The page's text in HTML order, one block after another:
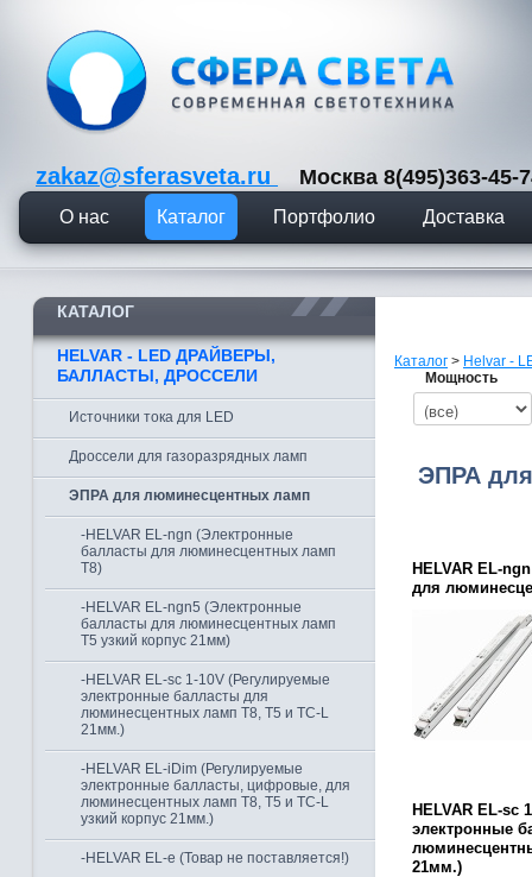
zakaz@sferasveta.ru Москва 8(495)363-
О нас Каталог Портфолио Доставка
КАТАЛОГ
HELVAR - LED ДРАЙВЕРЫ,
БАЛЛАСТЫ, ДРОССЕЛИ
Источники тока для LED
Дроссели для газоразрядных ламп
ЭПРА для люминесцентных ламп
-HELVAR EL-ngn (Электронные
балласты для люминесцентных ламп
Т8)
-HELVAR EL-ngn5 (Электронные
балласты для люминесцентных ламп
Т5 узкий корпус 21мм)
-HELVAR EL-sc 1-10V (Регулируемые
электронные балласты для
люминесцентных ламп Т8, Т5 и TC-L
21мм.)
-HELVAR EL-iDim (Регулируемые
электронные балласты, цифровые, для
люминесцентных ламп Т8, Т5 и TC-L
узкий корпус 21мм.)
-HELVAR EL-e (Товар не поставляется!)
Каталог > Helvar -
Мощность
ЭПРА
HELVAR EL-
для
HELVAR EL-sc
электронные
21мм.)